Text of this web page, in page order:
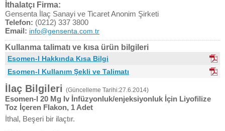
İthalatçı Firma:
Gensenta İlaç Sanayi ve Ticaret Anonim Şirketi
Telefon: (0212) 337 3800
Email: info@gensenta.com.tr
Kullanma talimatı ve kısa ürün bilgileri
Esomen-l Hakkında Kısa Bilgi
Esomen-l Kullanım Şekli ve Talimatı
İlaç Bilgileri (Güncelleme Tarihi:27.6.2014)
Esomen-l 20 Mg Iv İnfüzyonluk/enjeksiyonluk İçin Liyofilize
Toz İçeren Flakon, 1 Adet
İthal, Beşeri bir ilaçtır.